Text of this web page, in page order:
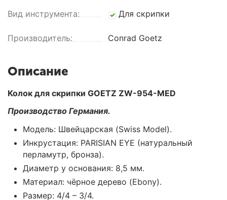
Вид инструмента: Для скрипки
Производитель: Conrad Goetz
Описание
Колок для скрипки GOETZ ZW-954-MED
Производство Германия.
Модель: Швейцарская (Swiss Model).
Инкрустация: PARISIAN EYE (натуральный
перламутр, бронза).
Диаметр у основания: 8,5 мм.
Материал: чёрное дерево (Ebony).
Размер: 4/4 – 3/4.